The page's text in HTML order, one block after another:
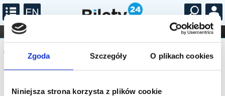
Zgoda Szczegóły O plikach cookies
Niniejsza strona korzysta z plików cookie
KONCERTY TEATR ...
KABARET I
Komunikat